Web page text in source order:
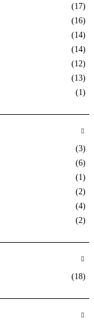
(17)
(16)
(14)
(14)
(12)
(13)
(1)
(3)
(6)
(1)
(2)
(4)
(2)
(18)